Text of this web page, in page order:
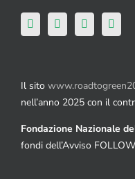
Il sito
nell’anno 2025 con il
Fondazione Nazionale
fondi dell’Avviso